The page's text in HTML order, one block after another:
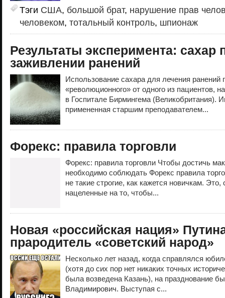
Тэги США, большой брат, нарушение прав
человеком, тотальный контроль, шпионаж
Результаты эксперимента: сахар
заживлении ранений
Использование сахара для лечения ранений
«революционного» от одного из пациентов,
в Госпитале Бирмингема (Великобритания).
примененная старшим преподавателем...
Форекс: правила торговли
Форекс: правила торговли Чтобы достичь
необходимо соблюдать Форекс правила
не такие строгие, как кажется новичкам.
нацеленные на то, чтобы...
Новая «российская нация»
прародитель «советский народ»
Несколько лет назад, когда справлялся
(хотя до сих пор нет никаких точных
была возведена Казань), на празднование
Владимирович. Выступая с...